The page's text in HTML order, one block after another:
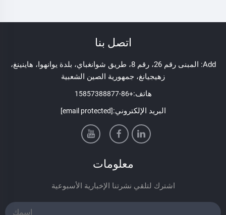
اتصل بنا
Add: المبنى رقم 26، رقم 8، طريق شوانغباي، بلدة يوانهوا، هاينينغ،
زهيجيانغ، جمهورية الصين الشعبية
هاتف:+86-15857388877
البريد الإلكتروني:[email protected]
معلومات
اشترك لتلقي نشرتنا الإخبارية الأسبوعية